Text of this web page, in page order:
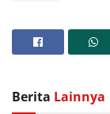
Berita Lainnya